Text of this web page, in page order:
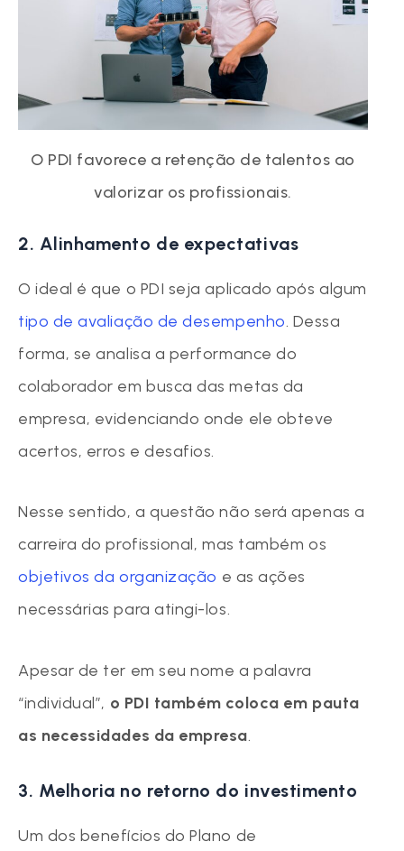
O PDI favorece a retenção de talentos ao
valorizar os profissionais.
2. Alinhamento de expectativas
O ideal é que o PDI seja aplicado após algum
tipo de avaliação de desempenho. Dessa
forma, se analisa a performance do
colaborador em busca das metas da
empresa, evidenciando onde ele obteve
acertos, erros e desafios.
Nesse sentido, a questão não será apenas a
carreira do profissional, mas também os
objetivos da organização e as ações
necessárias para atingi-los.
Apesar de ter em seu nome a palavra
“individual”, o PDI também coloca em pauta
as necessidades da empresa.
3. Melhoria no retorno do investimento
Um dos benefícios do Plano de